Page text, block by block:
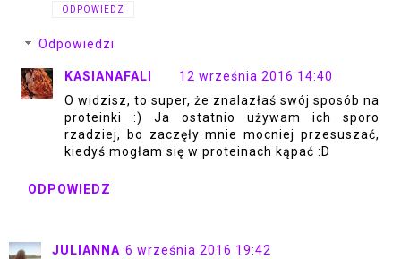
ODPOWIEDZ
Odpowiedzi
KASIANAFALI
12 września 2016 14:40
O widzisz, to super, że znalazłaś swój sposób na
proteinki :) Ja ostatnio używam ich sporo
rzadziej, bo zaczęły mnie mocniej przesuszać,
kiedyś mogłam się w proteinach kąpać :D
ODPOWIEDZ
JULIANNA 6 września 2016 19:42